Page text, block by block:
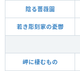
陰る薔薇園
若き彫刻家の憂鬱
岬に棲むもの